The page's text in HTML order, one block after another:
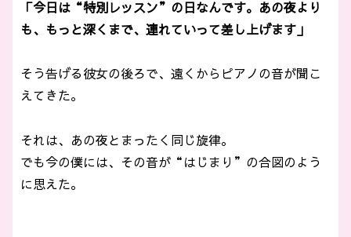
「今日は“特別レッスン”の日なんです。あの夜より
も、もっと深くまで、連れていって差し上げます」
そう告げる彼女の後ろで、遠くからピアノの音が聞こ
えてきた。
それは、あの夜とまったく同じ旋律。
でも今の僕には、その音が“はじまり”の合図のよう
に思えた。